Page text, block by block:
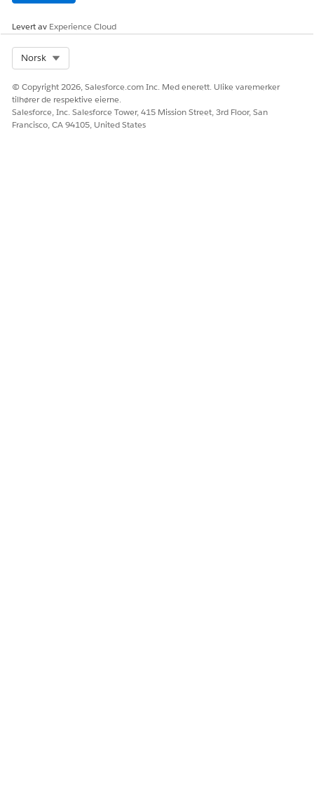
Levert av Experience Cloud
Norsk
© Copyright 2026, Salesforce.com Inc. Med enerett. Ulike varemerker
tilhører de respektive eierne.
Salesforce, Inc. Salesforce Tower, 415 Mission Street, 3rd Floor, San
Francisco, CA 94105, United States